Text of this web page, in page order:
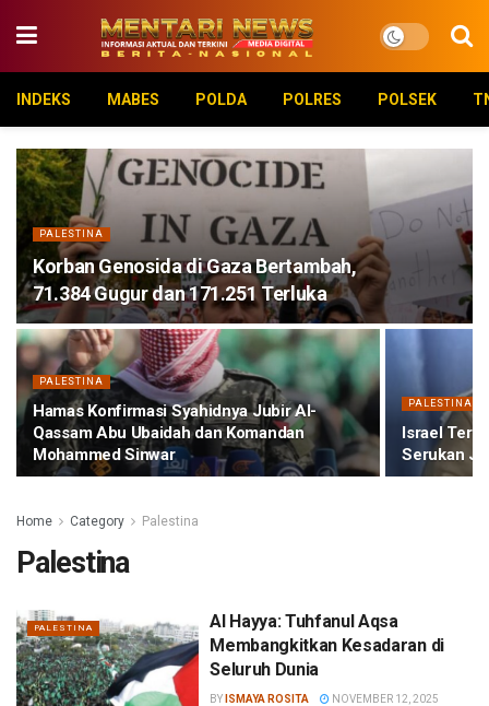
INDEKS MABES POLDA POLRES POLSEK
PALESTINA
Korban Genosida di Gaza Bertambah,
71.384 Gugur dan 171.251 Terluka
PALESTINA
Hamas Konfirmasi Syahidnya Jubir Al-
Qassam Abu Ubaidah dan Komandan
Mohammed Sinwar
PALESTINA
Israel
Serukan
Home Category Palestina
Palestina
PALESTINA
Al Hayya: Tuhfanul Aqsa
Membangkitkan Kesadaran di
Seluruh Dunia
BY ISMAYA ROSITA NOVEMBER 12, 2025